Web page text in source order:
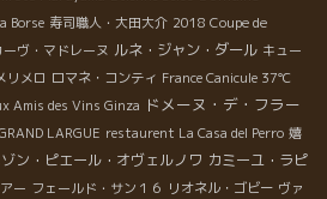
Borse 寿司職人・大田大介 2018 Coupe de
ーヴ・マドレーヌ ルネ・ジャン・ダール キュー
リメロ ロマネ・コンティ France Canicule 37℃
Amis des Vins Ginza ドメーヌ・デ・フラー
LARGUE restaurent La Casa del Perro 嬉
ン・ピエール・オヴェルノワ カミーユ・ラピ
ー フェールド・サン１６ リオネル・ゴビー ヴァ